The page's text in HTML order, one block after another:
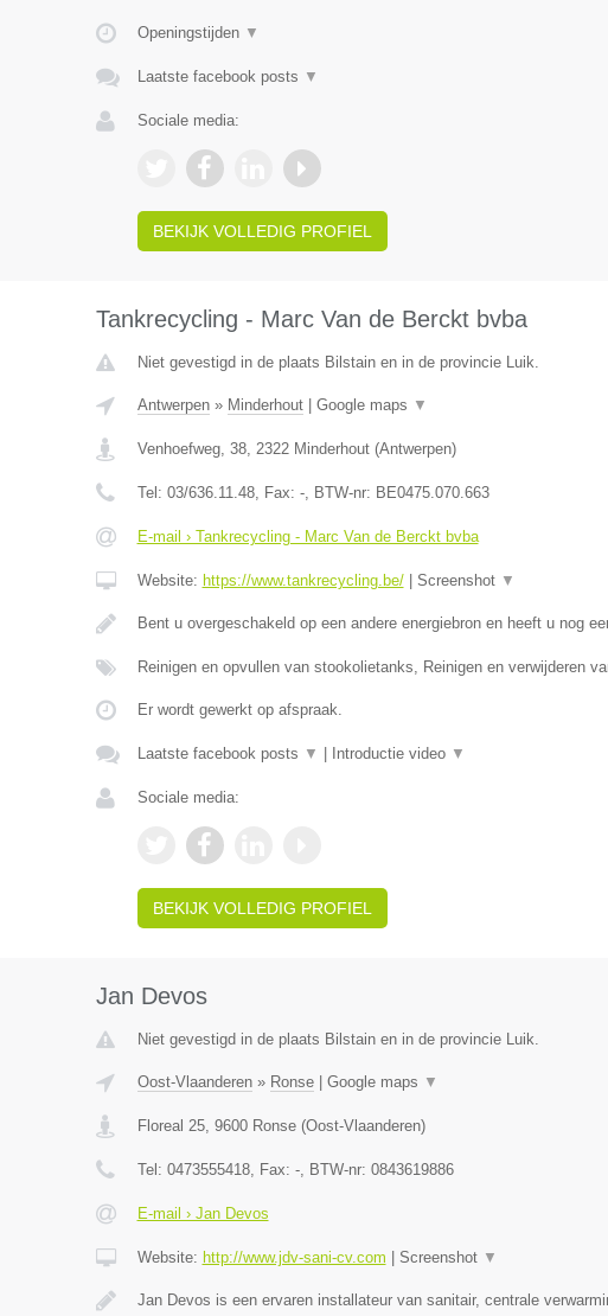
Openingstijden ▼
Laatste facebook posts ▼
Sociale media:
BEKIJK VOLLEDIG PROFIEL
Tankrecycling - Marc Van de Berckt bvba
Niet gevestigd in de plaats Bilstain en in de provincie Luik.
Antwerpen» Minderhout| Google maps ▼
Venhoefweg, 38, 2322 Minderhout(Antwerpen)
Tel: 03/636.11.48, Fax: -, BTW-nr: BE0475.070.663
E-mail › Tankrecycling - Marc Van de Berckt bvba
Website: https://www.tankrecycling.be/| Screenshot ▼
Bent u overgeschakeld op een andere energiebron en heeft u nog
Reinigen en opvullen van stookolietanks, Reinigen en verwijderen
Er wordt gewerkt op afspraak.
Laatste facebook posts ▼ Introductie video ▼
Sociale media:
BEKIJK VOLLEDIG PROFIEL
Jan Devos
Niet gevestigd in de plaats Bilstain en in de provincie Luik.
Oost-Vlaanderen» Ronse| Google maps ▼
Floreal 25, 9600 Ronse(Oost-Vlaanderen)
Tel: 0473555418, Fax: -, BTW-nr: 0843619886
E-mail › Jan Devos
Website: http://www.jdv-sani-cv.com Screenshot ▼
Jan Devos is een ervaren installateur van sanitair, centrale